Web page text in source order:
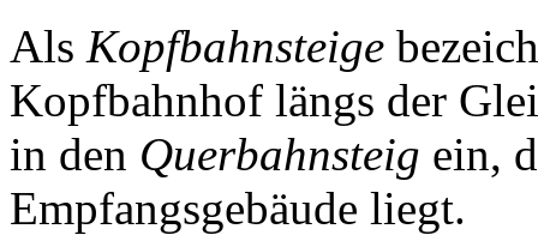
Als Kopfbahnsteige
Kopfbahnhof längs der
in den Querbahnsteig ein,
Empfangsgebäude liegt.